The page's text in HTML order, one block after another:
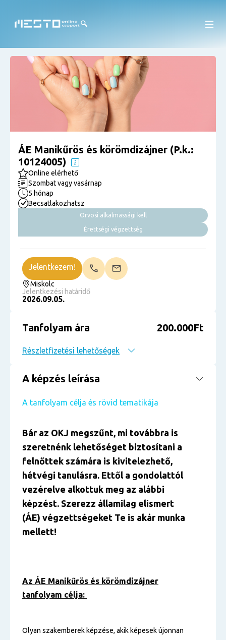
ÁE Manikűrös és körömdizájner (P.k.:
10124005)
Online elérhető
Szombat vagy vasárnap
5 hónap
Becsatlakozhatsz
Orvosi alkalmassági kell
Érettségi végzettség
Miskolc
Jelentkezési határidő
2026.09.05.
Jelentkezem!
Tanfolyam ára 200.000Ft
Részletfizetési lehetőségek
A képzés leírása
A tanfolyam célja és rövid tematikája
Bár az OKJ megszűnt, mi továbbra is
szeretnénk lehetőséget biztosítani a
felnőttek számára is kivitelezhető,
hétvégi tanulásra. Ettől a gondolattól
vezérelve alkottuk meg az alábbi
képzést. Szerezz államilag elismert
(ÁE) végzettségeket Te is akár munka
mellett!
Az ÁE Manikűrös és körömdizájner
tanfolyam célja:
Olyan szakemberek képzése, akik képesek újonnan